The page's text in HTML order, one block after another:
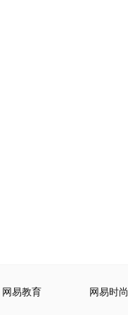
网易教育 网易时尚